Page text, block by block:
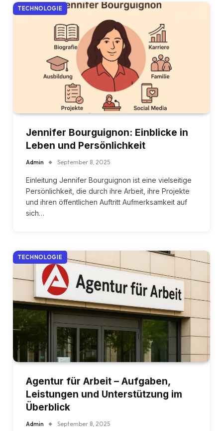
TECHNOLOGIE
Jennifer Bourguignon: Einblicke in
Leben und Persönlichkeit
Admin September 8, 2025
Einleitung Jennifer Bourguignon ist eine vielseitige
Persönlichkeit, die durch ihre Arbeit, ihre Projekte
und ihren öffentlichen Auftritt Aufmerksamkeit auf
sich…
TECHNOLOGIE
Agentur für Arbeit – Aufgaben,
Leistungen und Unterstützung im
Überblick
Admin September 8, 2025